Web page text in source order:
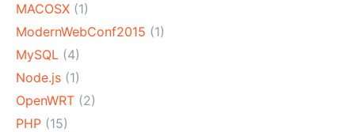
MACOSX (1)
ModernWebConf2015 (1)
MySQL (4)
Node.js (1)
OpenWRT (2)
PHP (15)